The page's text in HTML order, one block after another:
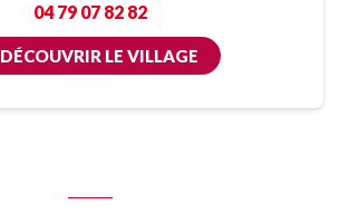
04 79 07 82 82
DÉCOUVRIR LE VILLAGE